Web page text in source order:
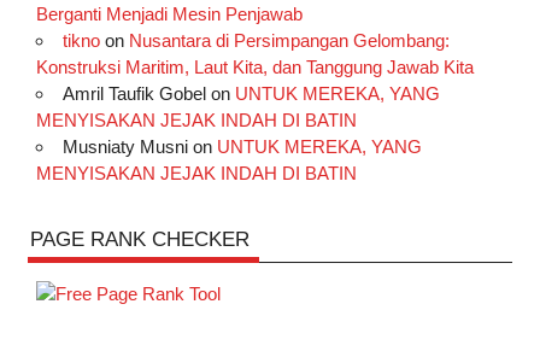
Berganti Menjadi Mesin Penjawab
tiknoon Nusantara di Persimpangan Gelombang:
Konstruksi Maritim, Laut Kita, dan Tanggung Jawab Kita
Amril Taufik Gobelon UNTUK MEREKA, YANG
MENYISAKAN JEJAK INDAH DI BATIN
Musniaty Musnion UNTUK MEREKA, YANG
MENYISAKAN JEJAK INDAH DI BATIN
PAGE RANK CHECKER